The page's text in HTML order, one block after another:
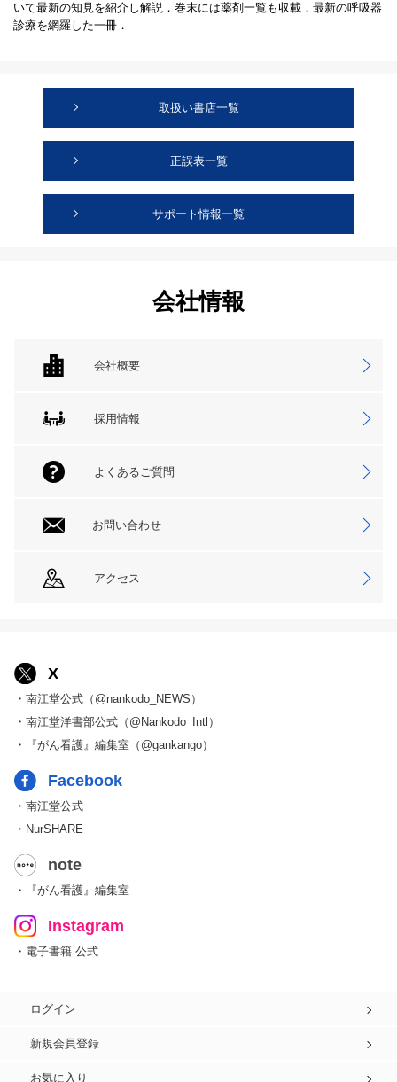
いて最新の知見を紹介し解説．巻末には薬剤一覧も収載．最新の呼吸器
診療を網羅した一冊．
取扱い書店一覧
正誤表一覧
サポート情報一覧
会社情報
会社概要
採用情報
よくあるご質問
お問い合わせ
アクセス
X
・南江堂公式（@nankodo_NEWS）
・南江堂洋書部公式（@Nankodo_Intl）
・『がん看護』編集室（@gankango）
Facebook
・南江堂公式
・NurSHARE
note
・『がん看護』編集室
Instagram
・電子書籍 公式
ログイン
新規会員登録
お気に入り